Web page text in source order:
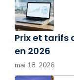
Prix et tarifs
en 2026
mai 18, 2026